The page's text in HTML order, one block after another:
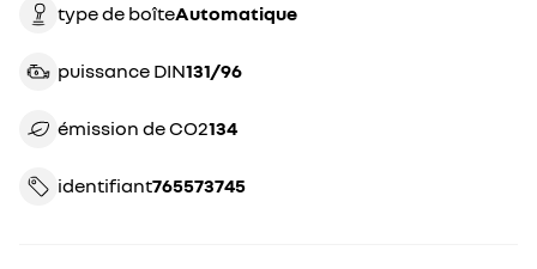
type de boîte automatique
puissance DIN 131/96
émission de CO2 134
identifiant 765573745